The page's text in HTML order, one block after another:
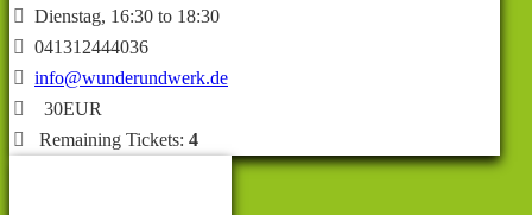
 Dienstag, 16:30 to 18:30
 041312444036
 info@wunderundwerk.de

30EUR

Remaining Tickets: 4